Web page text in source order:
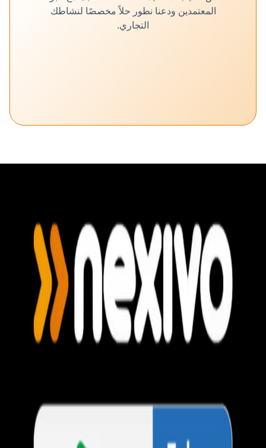
المعتمدين ودعنا نطور حلاً مخصصًا لنشاطك
التجاري.